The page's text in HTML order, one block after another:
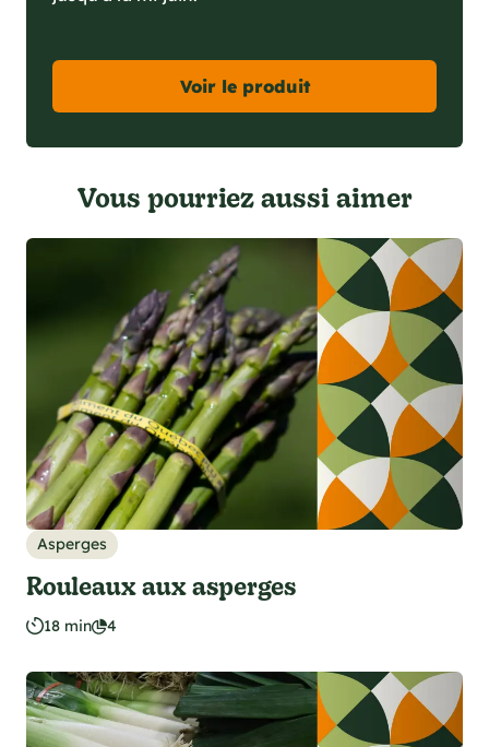
Voir le produit
Vous pourriez aussi aimer
Asperges
Rouleaux aux asperges
18 min 4